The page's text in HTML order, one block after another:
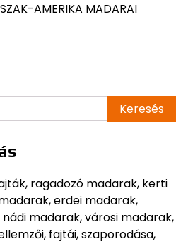
AMERIKA MADARAI
ragadozó madarak, kerti
erdei madarak,
madarak, városi madarak,
fajtái, szaporodása,